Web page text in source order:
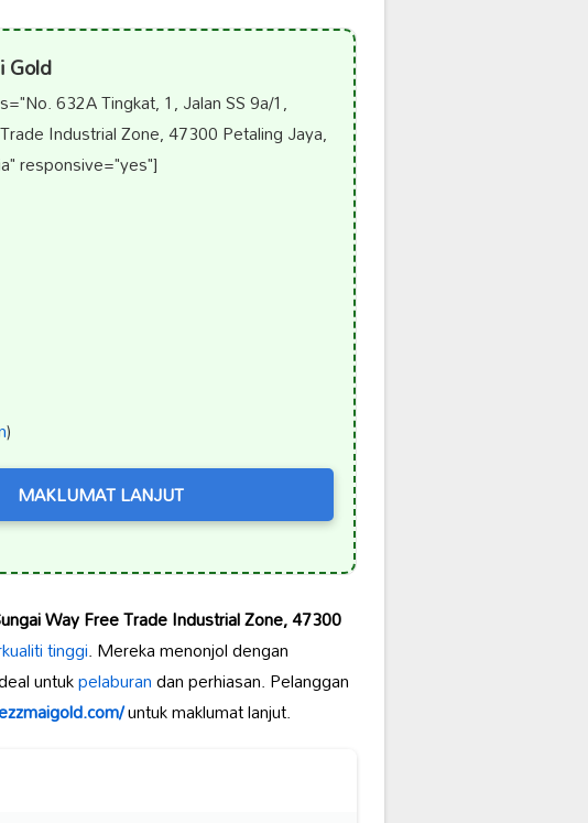
Gold
632A Tingkat, 1, Jalan SS 9a/1,
Industrial Zone, 47300 Petaling Jaya,
responsive="yes"]
)
MAKLUMAT LANJUT
Way Free Trade Industrial Zone, 47300
tinggi. Mereka menonjol dengan
untukpelaburandan perhiasan. Pelanggan
untuk maklumat lanjut.